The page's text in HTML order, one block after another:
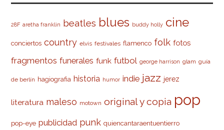
28F aretha franklin beatles blues buddy holly cine
conciertos country elvis festivales flamenco folk fotos
fragmentos funerales funk futbol george harrison glam guía
de berlín hagiografia historia humor indie jazz jerez
literatura maleso motown original y copia pop
pop-eye publicidad punk quiencantaraentuentierro